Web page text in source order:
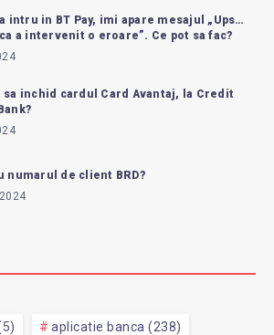
intru in BT Pay, imi apare mesajul „Ups…
a intervenit o eroare”. Ce pot sa fac?
sa inchid cardul Card Avantaj, la Credit
numarul de client BRD?
aplicatie banca (238)